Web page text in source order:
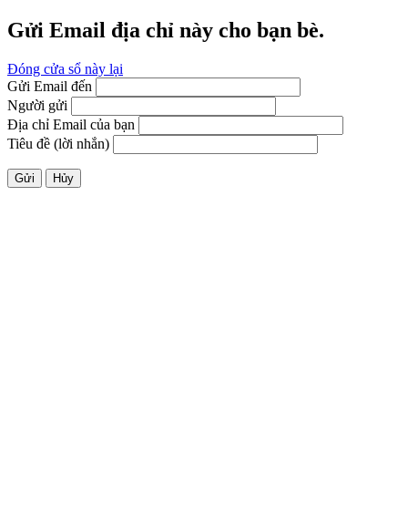
Gửi Email địa chỉ này cho bạn bè.
Đóng cửa sổ này lại
Gửi Email đến
Người gửi
Địa chỉ Email của bạn
Tiêu đề (lời nhắn)
Gửi Hủy